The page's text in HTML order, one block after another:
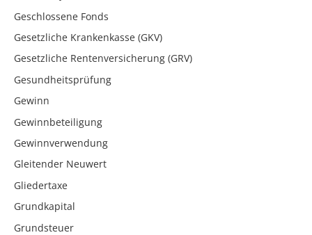
Geschlossene Fonds
Gesetzliche Krankenkasse (GKV)
Gesetzliche Rentenversicherung (GRV)
Gesundheitsprüfung
Gewinn
Gewinnbeteiligung
Gewinnverwendung
Gleitender Neuwert
Gliedertaxe
Grundkapital
Grundsteuer